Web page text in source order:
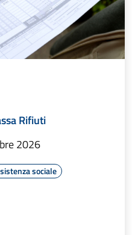
Rifiuti
2026
sociale